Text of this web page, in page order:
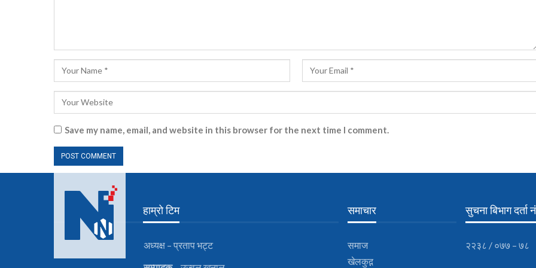
Save my name, email, and website in this browser for the next time I comment.
हाम्रो टिम
अध्यक्ष – प्रताप भट्ट
समाचार
समाज
खेलकुद़़
सुचना बिभाग दर्ता
२२३८ / ०७७ – ७८